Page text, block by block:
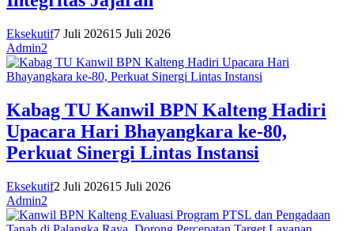
Eksekutif7 Juli 202615 Juli 2026
Admin2
Kabag TU Kanwil BPN Kalteng Hadiri
Upacara Hari Bhayangkara ke-80,
Perkuat Sinergi Lintas Instansi
Eksekutif2 Juli 202615 Juli 2026
Admin2